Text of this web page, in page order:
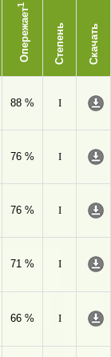
Опережает
1
Степень Скачать
88 %
I
76 %
I
76 %
I
71 %
I
66 %
I